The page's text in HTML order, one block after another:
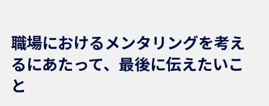
職場におけるメンタリングを考え
るにあたって、最後に伝えたいこ
と